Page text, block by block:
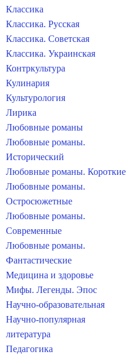
Классика
Классика. Русская
Классика. Советская
Классика. Украинская
Контркультура
Кулинария
Культурология
Лирика
Любовные романы
Любовные романы.
Исторический
Любовные романы. Короткие
Любовные романы.
Остросюжетные
Любовные романы.
Современные
Любовные романы.
Фантастические
Медицина и здоровье
Мифы. Легенды. Эпос
Научно-образовательная
Научно-популярная
литература
Педагогика